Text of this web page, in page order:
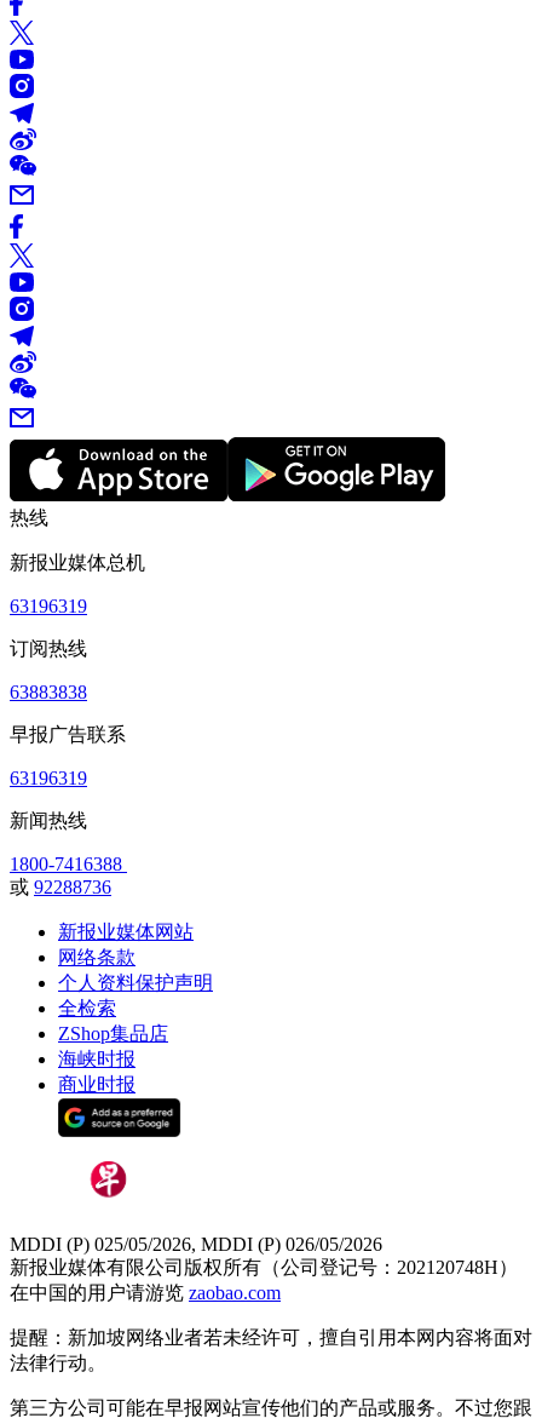
热线
新报业媒体总机
63196319
订阅热线
63883838
早报广告联系
63196319
新闻热线
1800-7416388
或 92288736
新报业媒体网站
网络条款
个人资料保护声明
全检索
ZShop集品店
海峡时报
商业时报
MDDI (P) 025/05/2026, MDDI (P) 026/05/2026
新报业媒体有限公司版权所有（公司登记号：202120748H）
在中国的用户请游览 zaobao.com
提醒：新加坡网络业者若未经许可，擅自引用本网内容将面对
法律行动。
第三方公司可能在早报网站宣传他们的产品或服务。不过您跟